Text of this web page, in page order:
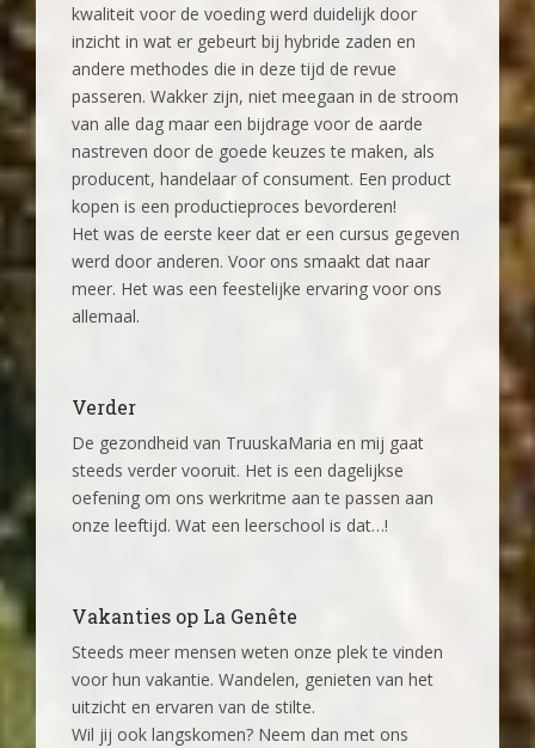
kwaliteit voor de voeding werd duidelijk door
inzicht in wat er gebeurt bij hybride zaden en
andere methodes die in deze tijd de revue
passeren. Wakker zijn, niet meegaan in de stroom
van alle dag maar een bijdrage voor de aarde
nastreven door de goede keuzes te maken, als
producent, handelaar of consument. Een product
kopen is een productieproces bevorderen!
Het was de eerste keer dat er een cursus gegeven
werd door anderen. Voor ons smaakt dat naar
meer. Het was een feestelijke ervaring voor ons
allemaal.
Verder
De gezondheid van TruuskaMaria en mij gaat
steeds verder vooruit. Het is een dagelijkse
oefening om ons werkritme aan te passen aan
onze leeftijd. Wat een leerschool is dat…!
Vakanties op La Genête
Steeds meer mensen weten onze plek te vinden
voor hun vakantie. Wandelen, genieten van het
uitzicht en ervaren van de stilte.
Wil jij ook langskomen? Neem dan met ons